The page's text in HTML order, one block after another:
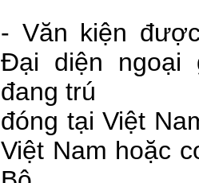
- Văn kiện
Đại diện ngoại
đang trú
đóng tại Việt
Việt Nam hoặc